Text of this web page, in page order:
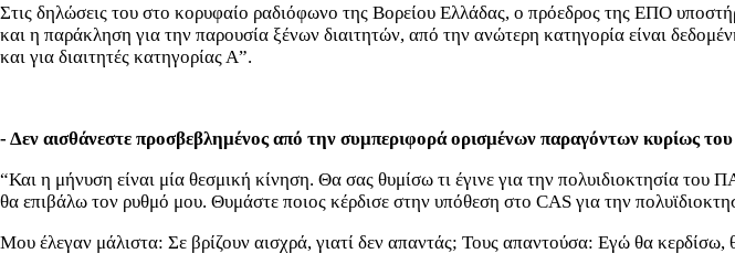
Στις δηλώσεις του στο κορυφαίο ραδιόφωνο της Βορείου Ελλάδας, ο πρόεδρος της ΕΠΟ
και η παράκληση για την παρουσία ξένων διαιτητών, από την ανώτερη κατηγορία είναι
και για διαιτητές κατηγορίας Α”.
- Δεν αισθάνεστε προσβεβλημένος από την συμπεριφορά ορισμένων παραγόντων κυρίως
“Και η μήνυση είναι μία θεσμική κίνηση. Θα σας θυμίσω τι έγινε για την πολυιδιοκτησία
θα επιβάλω τον ρυθμό μου. Θυμάστε ποιος κέρδισε στην υπόθεση στο CAS για την
Μου έλεγαν μάλιστα: Σε βρίζουν αισχρά, γιατί δεν απαντάς; Τους απαντούσα: Εγώ θα κερδίσω,